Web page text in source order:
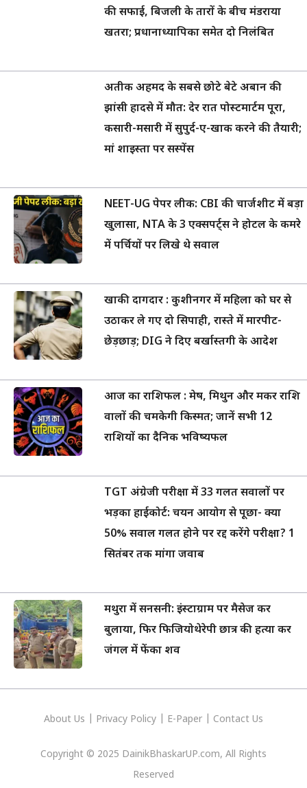
की सफाई, बिजली के तारों के बीच मंडराया
खतरा; प्रधानाध्यापिका समेत दो निलंबित
अतीक अहमद के सबसे छोटे बेटे अबान की
झांसी हादसे में मौत: देर रात पोस्टमार्टम पूरा,
कसारी-मसारी में सुपुर्द-ए-खाक करने की तैयारी;
मां शाइस्ता पर सस्पेंस
NEET-UG पेपर लीक: CBI की चार्जशीट में बड़ा
खुलासा, NTA के 3 एक्सपर्ट्स ने होटल के कमरे
में पर्चियों पर लिखे थे सवाल
खाकी दागदार : कुशीनगर में महिला को घर से
उठाकर ले गए दो सिपाही, रास्ते में मारपीट-
छेड़छाड़; DIG ने दिए बर्खास्तगी के आदेश
आज का राशिफल : मेष, मिथुन और मकर राशि
वालों की चमकेगी किस्मत; जानें सभी 12
राशियों का दैनिक भविष्यफल
TGT अंग्रेजी परीक्षा में 33 गलत सवालों पर
भड़का हाईकोर्ट: चयन आयोग से पूछा- क्या
50% सवाल गलत होने पर रद्द करेंगे परीक्षा? 1
सितंबर तक मांगा जवाब
मथुरा में सनसनी: इंस्टाग्राम पर मैसेज कर
बुलाया, फिर फिजियोथेरेपी छात्र की हत्या कर
जंगल में फेंका शव
About Us Privacy Policy E-Paper Contact Us
Copyright © 2025 DainikBhaskarUP.com, All Rights
Reserved